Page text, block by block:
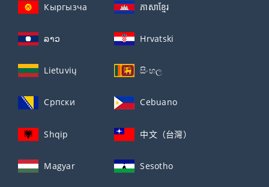
Кыргызча ភាសាខ្មែរ
ລາວ Hrvatski
Lietuvių සිංහල
Српски Cebuano
Shqip 中文（台灣）
Magyar Sesotho